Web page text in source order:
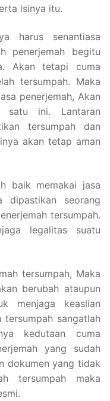
isinya itu.
harus senantiasa
penerjemah begitu
Akan tetapi cuma
tersumpah. Maka
penerjemah, Akan
satu ini. Lantaran
tersumpah dan
akan tetap aman
baik memakai jasa
dipastikan seorang
tersumpah.
legalitas suatu
tersumpah, Maka
berubah ataupun
menjaga keaslian
tersumpah sangatlah
kedutaan cuma
yang sudah
dokumen yang tidak
tersumpah maka